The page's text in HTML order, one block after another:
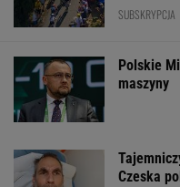
SUBSKRYPCJA
Polskie
maszyny
Czeska